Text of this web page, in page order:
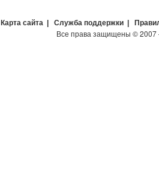
Карта сайта | Служба поддержки |
Все права защищены ©2007